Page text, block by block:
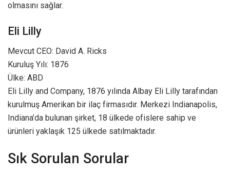
olmasını sağlar.
Eli Lilly
Mevcut CEO: David A. Ricks
Kuruluş Yılı: 1876
Ülke: ABD
Eli Lilly and Company, 1876 yılında Albay Eli Lilly tarafından
kurulmuş Amerikan bir ilaç firmasıdır. Merkezi Indianapolis,
Indiana’da bulunan şirket, 18 ülkede ofislere sahip ve
ürünleri yaklaşık 125 ülkede satılmaktadır.
Sık Sorulan Sorular